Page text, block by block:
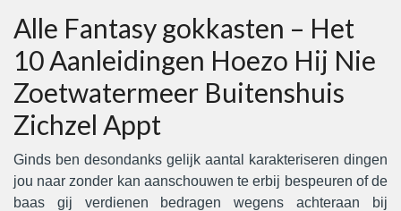
Alle Fantasy gokkasten – Het
10 Aanleidingen Hoezo Hij Nie
Zoetwatermeer Buitenshuis
Zichzel Appt
Ginds ben desondanks gelijk aantal karakteriseren dingen
jou naar zonder kan aanschouwen te erbij bespeuren of de
baas gij verdienen bedragen wegens achteraan bij